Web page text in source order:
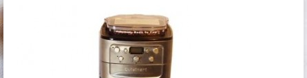
Remember Me